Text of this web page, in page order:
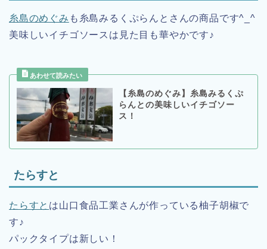
糸島のめぐみ も糸島みるくぷらんとさんの商品です^_^
美味しいイチゴソースは見た目も華やかです♪
【糸島のめぐみ】糸島みるくぷ
らんとの美味しいイチゴソー
ス！
たらすと
たらすと は山口食品工業さんが作っている柚子胡椒で
す♪
パックタイプは新しい！